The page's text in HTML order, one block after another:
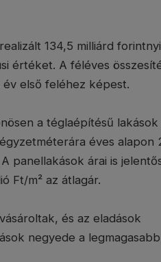
134,5 milliárd forintnyi
értéket. A féléves
első feléhez képest.
a téglaépítésű lakások
éves alapon
panellakások árai is
Ft/m² az átlagár.
és az eladások
negyede a